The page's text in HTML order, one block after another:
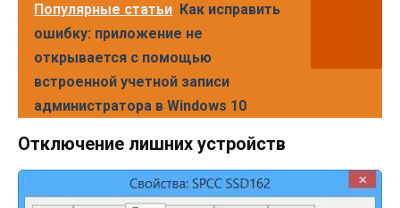
Популярные статьи Как исправить
ошибку: приложение не
открывается с помощью
встроенной учетной записи
администратора в Windows 10
Отключение лишних устройств